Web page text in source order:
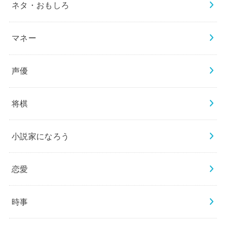
ネタ・おもしろ
マネー
声優
将棋
小説家になろう
恋愛
時事